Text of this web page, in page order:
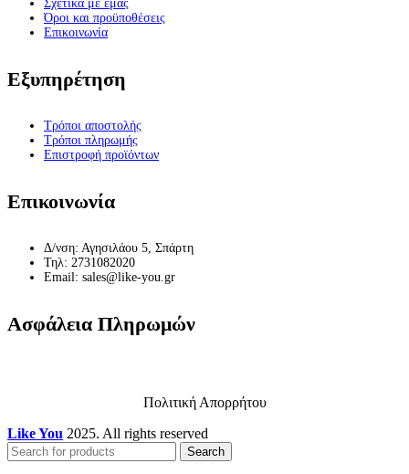
Σχετικά με εμάς
Όροι και προϋποθέσεις
Επικοινωνία
Εξυπηρέτηση
Τρόποι αποστολής
Τρόποι πληρωμής
Επιστροφή προϊόντων
Επικοινωνία
Δ/νση: Αγησιλάου 5, Σπάρτη
Τηλ: 2731082020
Email: sales@like-you.gr
Ασφάλεια Πληρωμών
Πολιτική Απορρήτου
Like You 2025. All rights reserved
Search